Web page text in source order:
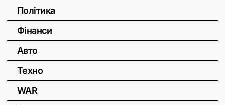
Політика
Фінанси
Авто
Техно
WAR